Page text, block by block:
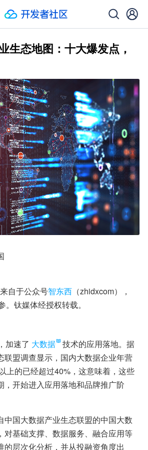
生态地图：十大爆发点，
自于公众号智东西 （zhidxcom），
。钛媒体经授权转载。
加速了 大数据
技术的应用落地。据
联盟调查显示，国内大数据企业年营
上的已经超过40%，这意味着，这些
，开始进入应用落地和品牌推广阶
中国大数据产业生态联盟的中国大数
对基础支撑、数据服务、融合应用等
的层次化分析，并从投融资角度出